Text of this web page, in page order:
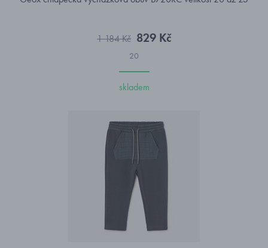
1 184 Kč 829 Kč
20
skladem